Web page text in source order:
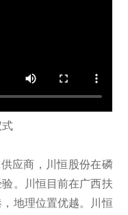
式
应商，川恒股份在磷
。川恒目前在广西扶
地理位置优越。川恒